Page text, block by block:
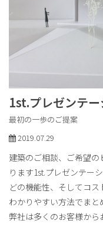
1st.プレゼンテ
最初の一歩のご提案
2019.07.29
建築のご相談、ご希望
ります1st.プレゼンテー
どの機能性、そしてコ
わかりやすい方法でまと
弊社は多くのお客様から